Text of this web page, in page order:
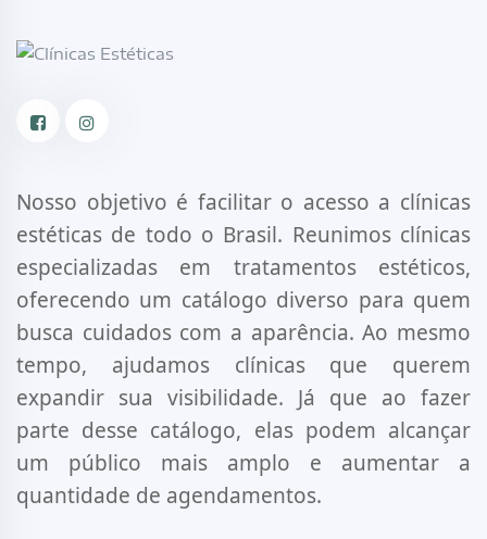
Nosso objetivo é facilitar o acesso a clínicas
estéticas de todo o Brasil. Reunimos clínicas
especializadas em tratamentos estéticos,
oferecendo um catálogo diverso para quem
busca cuidados com a aparência. Ao mesmo
tempo, ajudamos clínicas que querem
expandir sua visibilidade. Já que ao fazer
parte desse catálogo, elas podem alcançar
um público mais amplo e aumentar a
quantidade de agendamentos.